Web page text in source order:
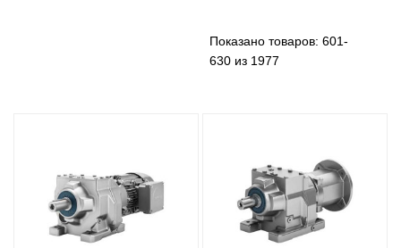
Показано товаров: 601-
630 из 1977